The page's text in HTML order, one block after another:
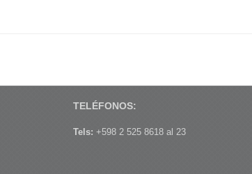
TELÉFONOS:
Tels: +598 2 525 8618 al 23